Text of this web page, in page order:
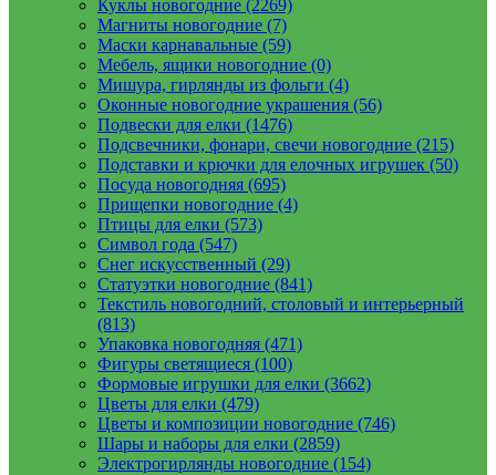
Куклы новогодние (2269)
Магниты новогодние (7)
Маски карнавальные (59)
Мебель, ящики новогодние (0)
Мишура, гирлянды из фольги (4)
Оконные новогодние украшения (56)
Подвески для елки (1476)
Подсвечники, фонари, свечи новогодние (215)
Подставки и крючки для елочных игрушек (50)
Посуда новогодняя (695)
Прищепки новогодние (4)
Птицы для елки (573)
Символ года (547)
Снег искусственный (29)
Статуэтки новогодние (841)
Текстиль новогодний, столовый и интерьерный
(813)
Упаковка новогодняя (471)
Фигуры светящиеся (100)
Формовые игрушки для елки (3662)
Цветы для елки (479)
Цветы и композиции новогодние (746)
Шары и наборы для елки (2859)
Электрогирлянды новогодние (154)